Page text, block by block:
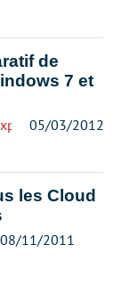
de
7 et
05/03/2012
les Cloud
08/11/2011